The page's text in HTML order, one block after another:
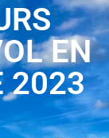
EN
2023